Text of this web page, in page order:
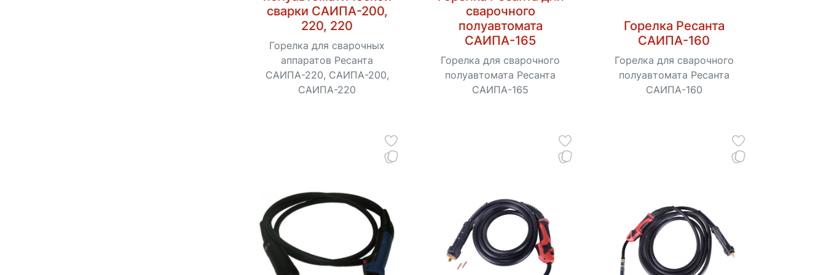
сварки САИПА-200,
220, 220
Горелка для сварочных
аппаратов Ресанта
САИПА-220, САИПА-200​,
САИПА-220
сварочного
полуавтомата
САИПА-165
Горелка для сварочного
полуавтомата Ресанта
САИПА-165
Горелка Ресанта
САИПА-160
Горелка для сварочного
полуавтомата Ресанта
САИПА-160